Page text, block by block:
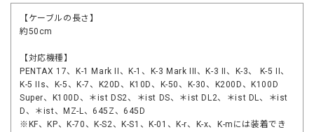
【ケーブルの長さ】
約50cm
【対応機種】
PENTAX 17、K-1 Mark II、K-1、K-3 Mark III、K-3 II、K-3、 K-5 II、
K-5 IIs、K-5、K-7、K20D、K10D、K-50、K-30、K200D、K100D
Super、K100D、＊ist DS2、＊ist DS、＊ist DL2、＊ist DL、＊ist
D、＊ist、MZ-L、645Z、645D
※KF、KP、K-70、K-S2、K-S1、K-01、K-r、K-x、K-mには装着でき